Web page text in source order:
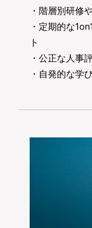
・階層別研修
・定期的な
ト
・公正な人事
・自発的な学